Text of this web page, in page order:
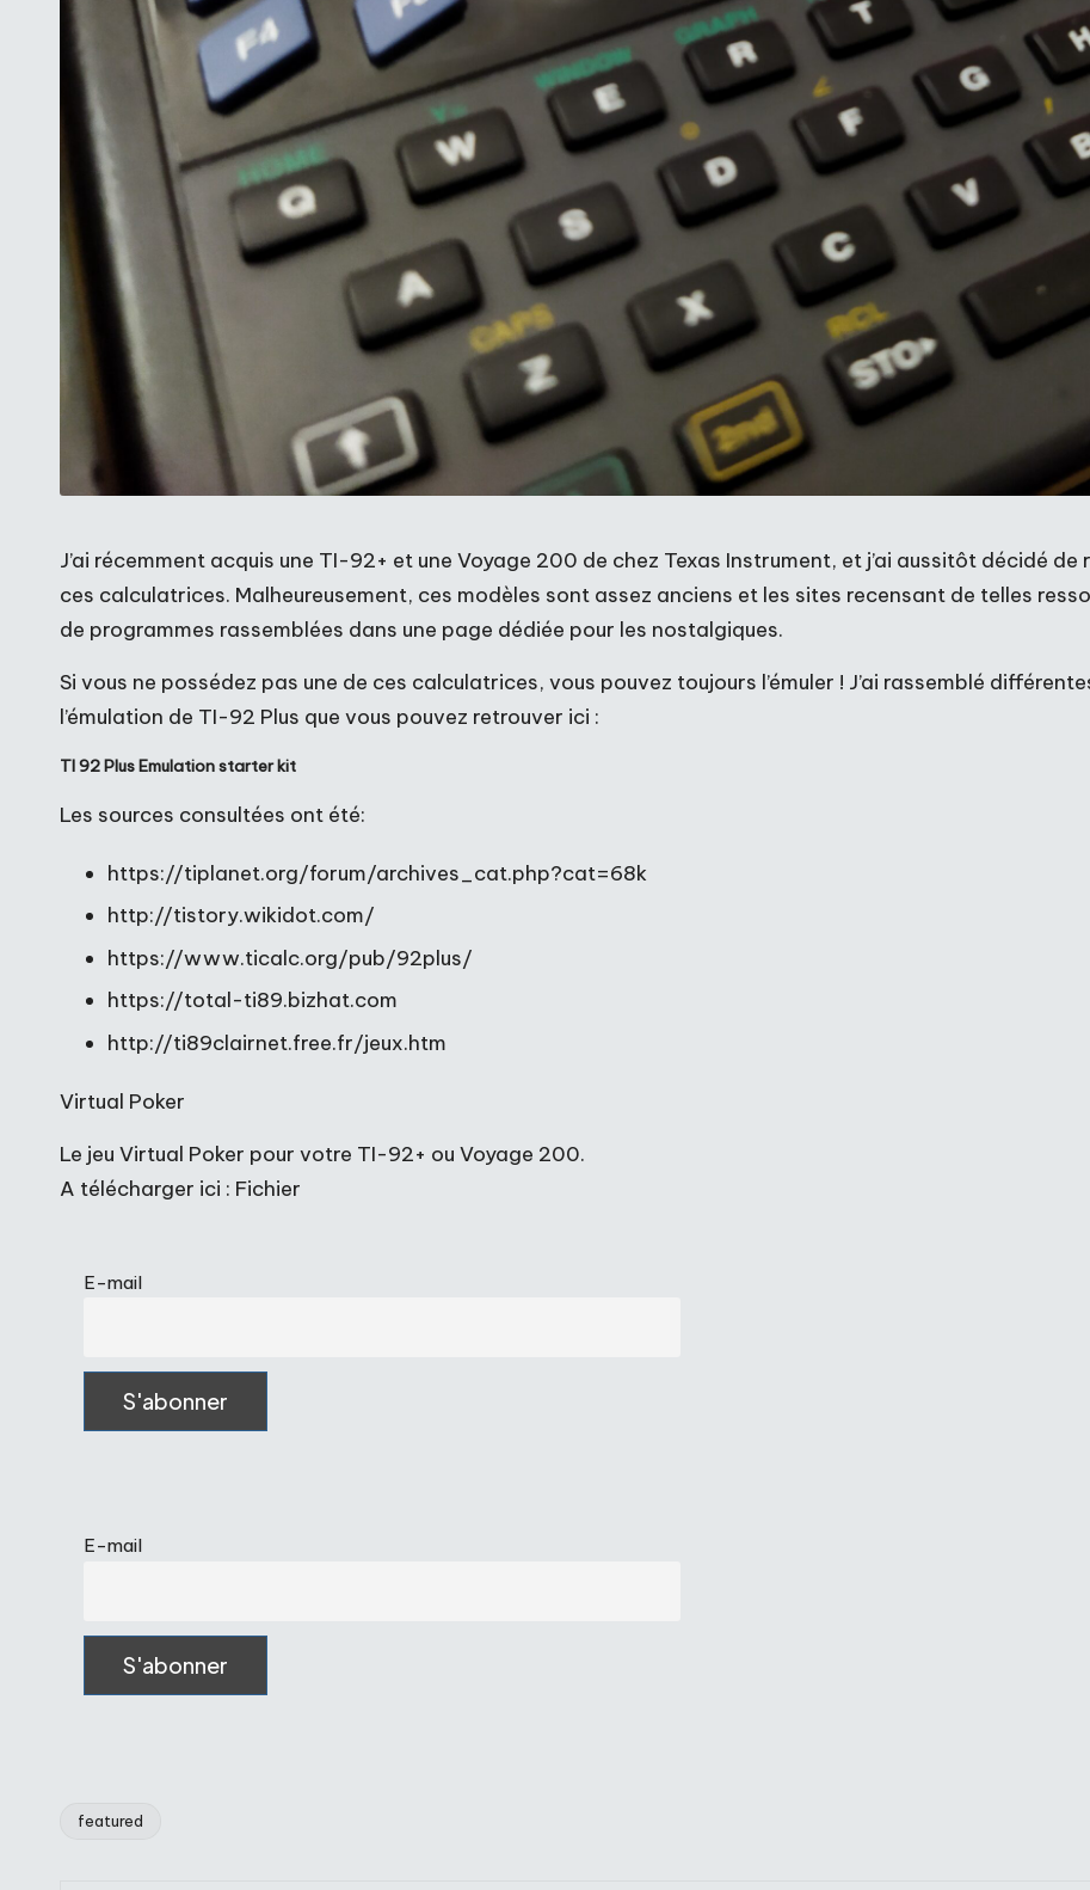
J’ai récemment acquis une TI-92+ et une Voyage 200 de chez Texas Instrument, et j’ai aussitôt décidé
ces calculatrices. Malheureusement, ces modèles sont assez anciens et les sites recensant de telles
de programmes rassemblées dans une page dédiée pour les nostalgiques.
Si vous ne possédez pas une de ces calculatrices, vous pouvez toujours l’émuler ! J’ai rassemblé
l’émulation de TI-92 Plus que vous pouvez retrouver ici :
TI 92 Plus Emulation starter kit
Les sources consultées ont été:
https://tiplanet.org/forum/archives_cat.php?cat=68k
http://tistory.wikidot.com/
https://www.ticalc.org/pub/92plus/
https://total-ti89.bizhat.com
http://ti89clairnet.free.fr/jeux.htm
Virtual Poker
Le jeu Virtual Poker pour votre TI-92+ ou Voyage 200.
A télécharger ici : Fichier
E-mail
E-mail
Tags:
featured